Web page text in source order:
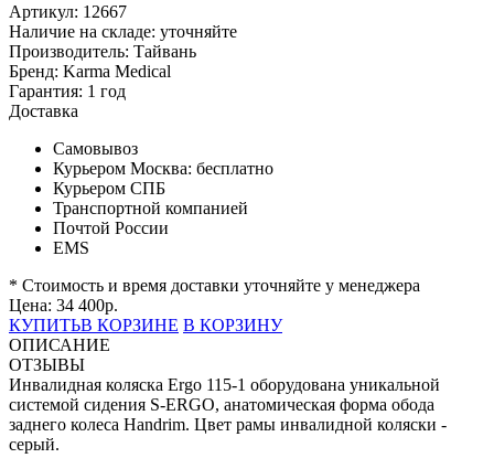
Артикул: 12667
Наличие на складе: уточняйте
Производитель: Тайвань
Бренд: Karma Medical
Гарантия: 1 год
Доставка
Самовывоз
Курьером Москва: бесплатно
Курьером СПБ
Транспортной компанией
Почтой России
EMS
* Стоимость и время доставки уточняйте у менеджера
Цена: 34 400р.
КУПИТЬВ КОРЗИНЕ В КОРЗИНУ
ОПИСАНИЕ
ОТЗЫВЫ
Инвалидная коляска Ergo 115-1 оборудована уникальной
системой сидения S-ERGO, анатомическая форма обода
заднего колеса Handrim. Цвет рамы инвалидной коляски -
серый.